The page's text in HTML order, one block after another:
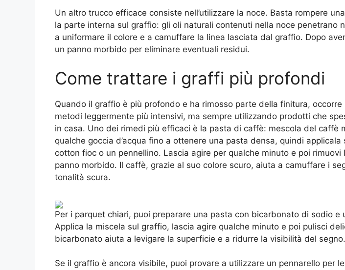
Un altro trucco efficace consiste nell’utilizzare la noce. Basta rompere
la parte interna sul graffio: gli oli naturali contenuti nella noce penetrano
a uniformare il colore e a camuffare la linea lasciata dal graffio. Dopo
un panno morbido per eliminare eventuali residui.
Come trattare i graffi più profondi
Quando il graffio è più profondo e ha rimosso parte della finitura, occorre
metodi leggermente più intensivi, ma sempre utilizzando prodotti che
in casa. Uno dei rimedi più efficaci è la pasta di caffè: mescola del caffè
qualche goccia d’acqua fino a ottenere una pasta densa, quindi applicala
cotton fioc o un pennellino. Lascia agire per qualche minuto e poi rimuovi
panno morbido. Il caffè, grazie al suo colore scuro, aiuta a camuffare i
tonalità scura.
Per i parquet chiari, puoi preparare una pasta con bicarbonato di sodio e
Applica la miscela sul graffio, lascia agire qualche minuto e poi pulisci
bicarbonato aiuta a levigare la superficie e a ridurre la visibilità del segno.
Se il graffio è ancora visibile, puoi provare a utilizzare un pennarello per